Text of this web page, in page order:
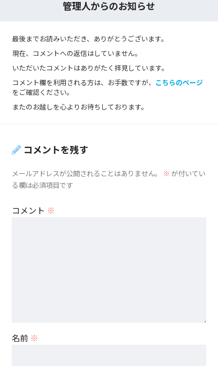
管理人からのお知らせ
最後までお読みいただき、ありがとうございます。
現在、コメントへの返信はしていません。
いただいたコメントはありがたく拝見しています。
コメント欄を利用される方は、お手数ですが、 こちらのページ
をご確認ください。
またのお越しを心よりお待ちしております。
コメントを残す
メールアドレスが公開されることはありません。 ※が付いてい
る欄は必須項目です
コメント ※
名前 ※